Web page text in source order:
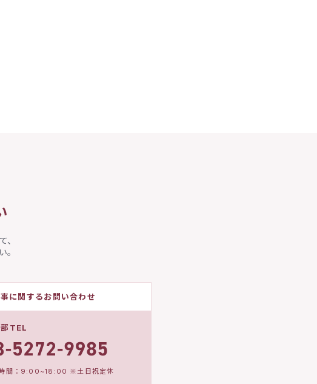
、
。
に関するお問い合わせ
TEL
間：9:00~18:00 ※土日祝定休